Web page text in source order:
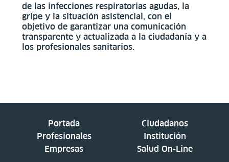
de las infecciones respiratorias agudas, la
gripe y la situación asistencial, con el
objetivo de garantizar una comunicación
transparente y actualizada a la ciudadanía y a
los profesionales sanitarios.
Portada
Ciudadanos
Profesionales
Institución
Empresas
Salud On-Line